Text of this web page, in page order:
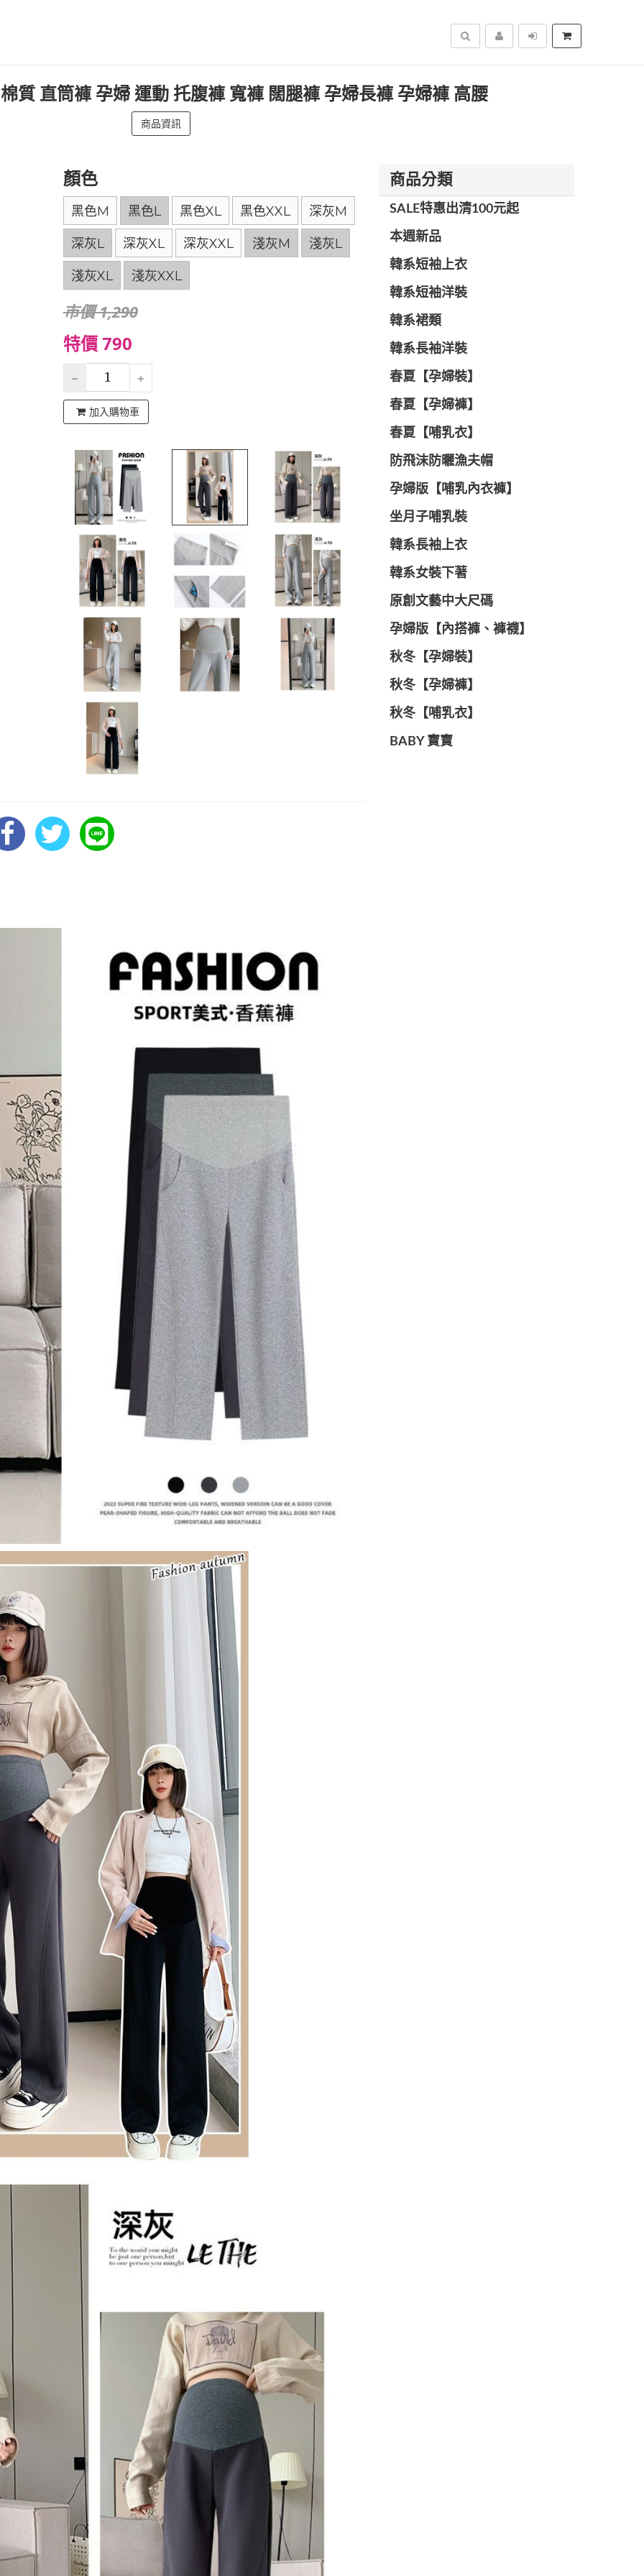
搜尋
質 直筒褲 孕婦 運動 托腹褲 寬褲 闊腿褲 孕婦長褲 孕婦褲 高腰
商品資訊
顏色
黑色M 黑色L 黑色XL 黑色XXL 深灰M
深灰L 深灰XL 深灰XXL 淺灰M 淺灰L
淺灰XL 淺灰XXL
市價 1,290
特價 790
加入購物車
商品分類
SALE特惠出清100元起
本週新品
韓系短袖上衣
韓系短袖洋裝
韓系裙類
韓系長袖洋裝
春夏【孕婦裝】
春夏【孕婦褲】
春夏【哺乳衣】
防飛沫防曬漁夫帽
孕婦版【哺乳內衣褲】
坐月子哺乳裝
韓系長袖上衣
韓系女裝下著
原創文藝中大尺碼
孕婦版【內搭褲、褲襪】
秋冬【孕婦裝】
秋冬【孕婦褲】
秋冬【哺乳衣】
BABY 寶寶